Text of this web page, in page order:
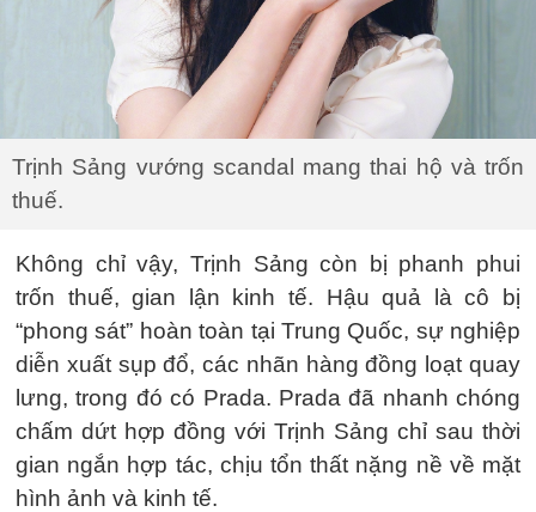
Trịnh Sảng vướng scandal mang thai hộ và trốn
thuế.
Không chỉ vậy, Trịnh Sảng còn bị phanh phui
trốn thuế, gian lận kinh tế. Hậu quả là cô bị
“phong sát” hoàn toàn tại Trung Quốc, sự nghiệp
diễn xuất sụp đổ, các nhãn hàng đồng loạt quay
lưng, trong đó có Prada. Prada đã nhanh chóng
chấm dứt hợp đồng với Trịnh Sảng chỉ sau thời
gian ngắn hợp tác, chịu tổn thất nặng nề về mặt
hình ảnh và kinh tế.